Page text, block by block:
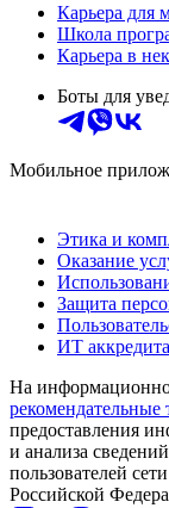
Карьера для
Школа
Карьера в
Боты для
Мобильное
Этика и
Оказание
Защита
ИТ
На
рекомендательные
предоставления
и анализа
пользователей
Российской